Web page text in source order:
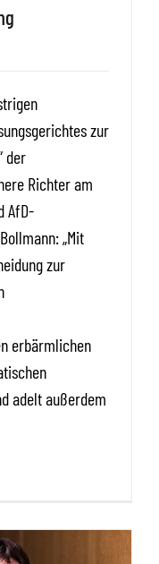
zur
der
Richter am
AfD-
„Mit
zur
erbärmlichen
adelt außerdem